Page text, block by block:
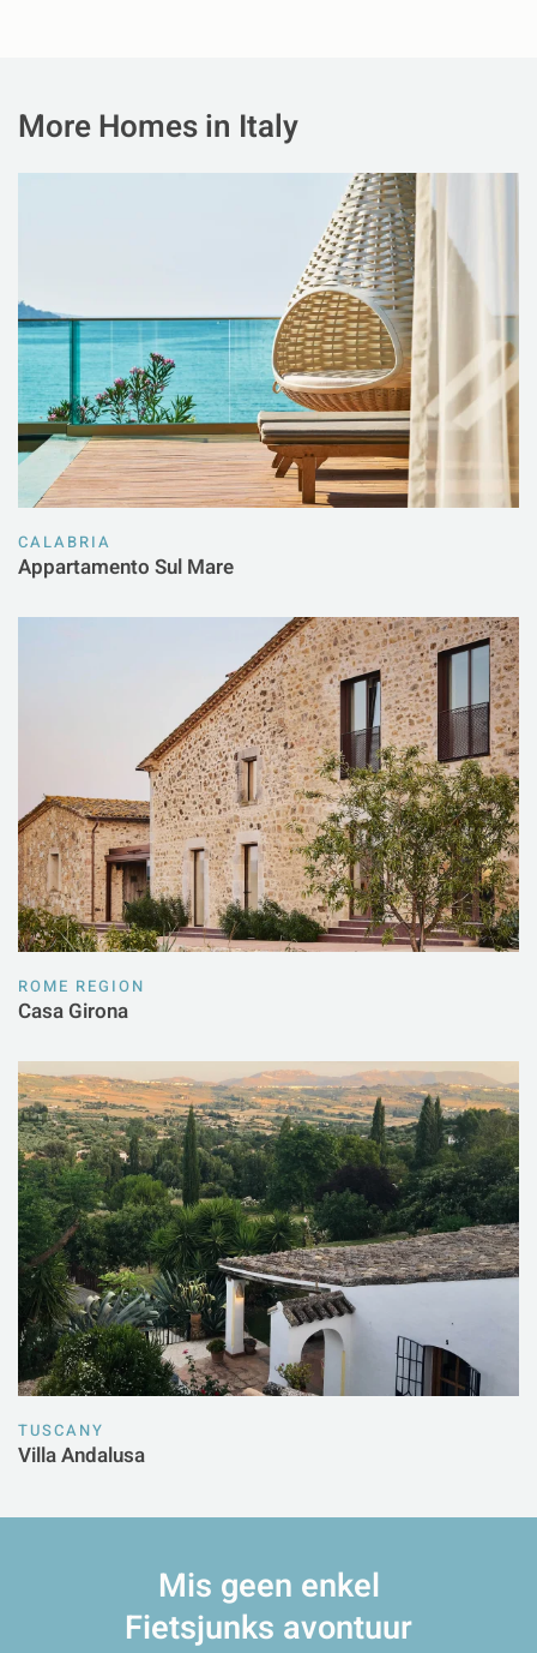
More Homes in Italy
CALABRIA
Appartamento Sul Mare
ROME REGION
Casa Girona
TUSCANY
Villa Andalusa
Mis geen enkel
Fietsjunks avontuur